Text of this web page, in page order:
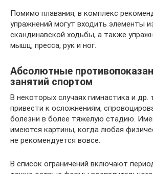
Помимо плавания, в комплекс
упражнений могут входить элементы
скандинавской ходьбы, а также
мышц, пресса, рук и ног.
Абсолютные
занятий спортом
В некоторых случаях гимнастика и др.
привести к осложнениям,
болезни в более тяжелую стадию.
имеются картины, когда любая
не рекомендуется вовсе.
В список ограничений включают